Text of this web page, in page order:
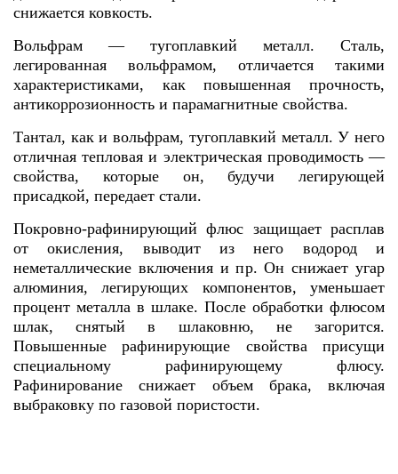
снижается ковкость.
Вольфрам — тугоплавкий металл. Сталь,
легированная вольфрамом, отличается такими
характеристиками, как повышенная прочность,
антикоррозионность и парамагнитные свойства.
Тантал, как и вольфрам, тугоплавкий металл. У него
отличная тепловая и электрическая проводимость —
свойства, которые он, будучи легирующей
присадкой, передает стали.
Покровно-рафинирующий флюс защищает расплав
от окисления, выводит из него водород и
неметаллические включения и пр. Он снижает угар
алюминия, легирующих компонентов, уменьшает
процент металла в шлаке. После обработки флюсом
шлак, снятый в шлаковню, не загорится.
Повышенные рафинирующие свойства присущи
специальному рафинирующему флюсу.
Рафинирование снижает объем брака, включая
выбраковку по газовой пористости.